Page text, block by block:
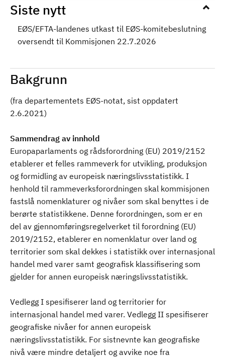
Siste nytt
EØS/EFTA-landenes utkast til EØS-komitebeslutning
oversendt til Kommisjonen 22.7.2026
Bakgrunn
(fra departementets EØS-notat, sist oppdatert
2.6.2021)
Sammendrag av innhold
Europaparlaments og rådsforordning (EU) 2019/2152
etablerer et felles rammeverk for utvikling, produksjon
og formidling av europeisk næringslivsstatistikk. I
henhold til rammeverksforordningen skal kommisjonen
fastslå nomenklaturer og nivåer som skal benyttes i de
berørte statistikkene. Denne forordningen, som er en
del av gjennomføringsregelverket til forordning (EU)
2019/2152, etablerer en nomenklatur over land og
territorier som skal dekkes i statistikk over internasjonal
handel med varer samt geografisk klassifisering som
gjelder for annen europeisk næringslivsstatistikk.
Vedlegg I spesifiserer land og territorier for
internasjonal handel med varer. Vedlegg II spesifiserer
geografiske nivåer for annen europeisk
næringslivsstatistikk. For sistnevnte kan geografiske
nivå være mindre detaljert og avvike noe fra